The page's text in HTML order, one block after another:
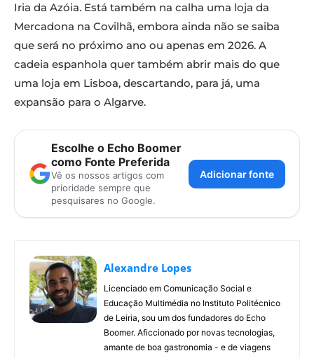
Iria da Azóia. Está também na calha uma loja da
Mercadona na Covilhã, embora ainda não se saiba
que será no próximo ano ou apenas em 2026. A
cadeia espanhola quer também abrir mais do que
uma loja em Lisboa, descartando, para já, uma
expansão para o Algarve.
Escolhe o Echo Boomer
como Fonte Preferida
Vê os nossos artigos com
prioridade sempre que
pesquisares no Google.
Adicionar fonte
Alexandre Lopes
Licenciado em Comunicação Social e
Educação Multimédia no Instituto Politécnico
de Leiria, sou um dos fundadores do Echo
Boomer. Aficcionado por novas tecnologias,
amante de boa gastronomia - e de viagens